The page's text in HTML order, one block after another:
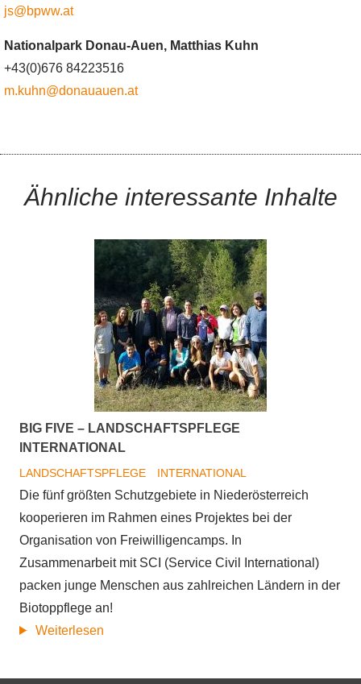
js@bpww.at
Nationalpark Donau-Auen, Matthias Kuhn
+43(0)676 84223516
m.kuhn@donauauen.at
Ähnliche interessante Inhalte
BIG FIVE – LANDSCHAFTSPFLEGE
INTERNATIONAL
LANDSCHAFTSPFLEGE INTERNATIONAL
Die fünf größten Schutzgebiete in Niederösterreich
kooperieren im Rahmen eines Projektes bei der
Organisation von Freiwilligencamps. In
Zusammenarbeit mit SCI (Service Civil International)
packen junge Menschen aus zahlreichen Ländern in der
Biotoppflege an!
Weiterlesen
–